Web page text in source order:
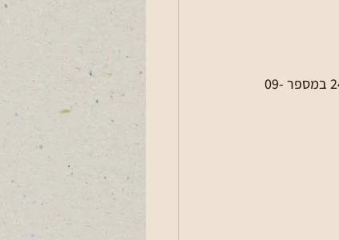
🔹אנא גלו ערנות, ודווחו על כל חפץ או אדם חשוד למשטרה ☎ למספר 100 ולמוקד המועצה 24/7 במספר 09-